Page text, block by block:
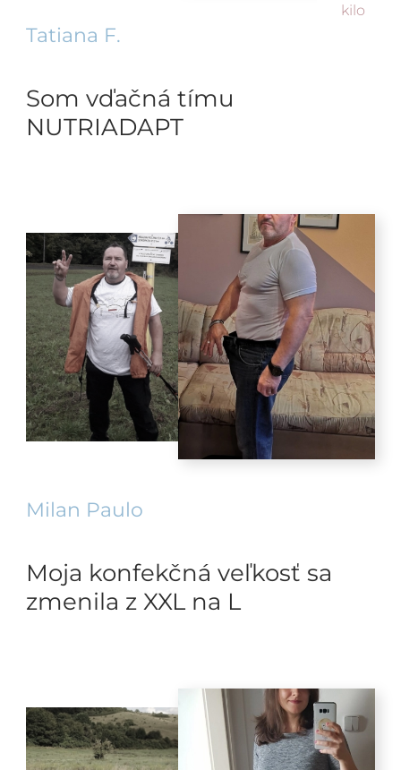
kilo
Tatiana F.
Som vďačná tímu
NUTRIADAPT
Milan Paulo
Moja konfekčná veľkosť sa
zmenila z XXL na L